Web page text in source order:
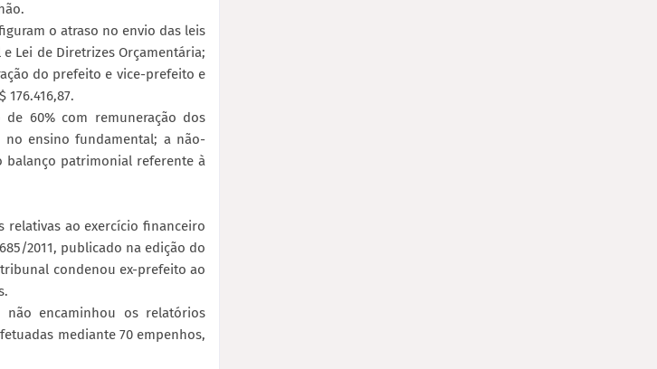
o atraso no envio das leis
Lei de Diretrizes Orçamentária;
do prefeito e vice-prefeito e
60% com remuneração dos
no ensino fundamental; a não-
balanço patrimonial referente à
relativas ao exercício financeiro
2011, publicado na edição do
condenou ex-prefeito ao
encaminhou os relatórios
mediante 70 empenhos,